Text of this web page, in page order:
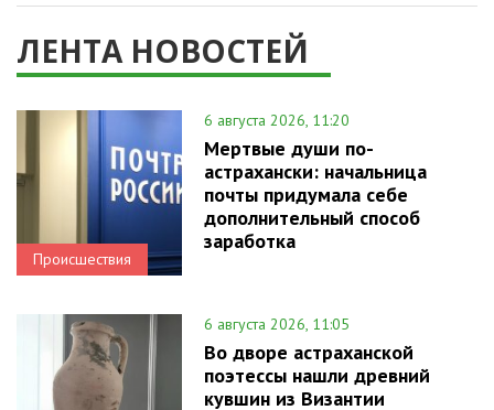
ЛЕНТА НОВОСТЕЙ
Происшествия
6 августа 2026, 11:20
Мертвые души по-
астрахански: начальница
почты придумала себе
дополнительный способ
заработка
6 августа 2026, 11:05
Во дворе астраханской
поэтессы нашли древний
кувшин из Византии